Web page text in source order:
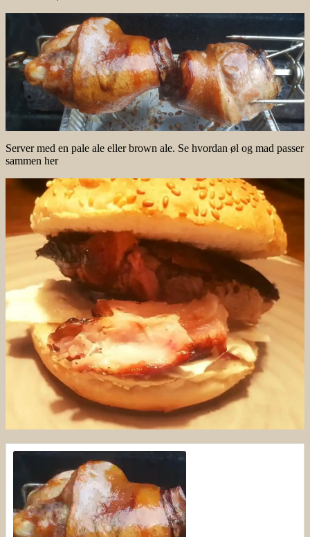
Server med en pale ale eller brown ale. Se hvordan øl og mad passer
sammen her